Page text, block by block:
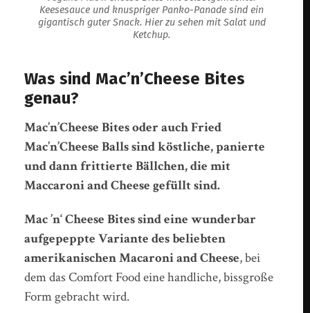
Keesesauce und knuspriger Panko-Panade sind ein
gigantisch guter Snack. Hier zu sehen mit Salat und
Ketchup.
Was sind Mac’n’Cheese Bites
genau?
Mac’n’Cheese Bites oder auch Fried
Mac’n’Cheese Balls sind köstliche, panierte
und dann frittierte Bällchen, die mit
Maccaroni and Cheese gefüllt sind.
Mac ’n‘ Cheese Bites sind eine wunderbar
aufgepeppte Variante des beliebten
amerikanischen Macaroni and Cheese, bei
dem das Comfort Food eine handliche, bissgroße
Form gebracht wird.